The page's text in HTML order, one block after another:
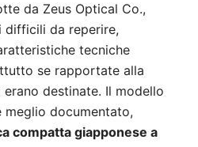
da Zeus Optical Co.,
difficili da reperire,
tecniche
se rapportate alla
destinate. Il modello
meglio documentato,
compatta giapponese a